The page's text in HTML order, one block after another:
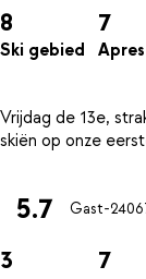
8
Ski gebied
7
Vrijdag de 13e,
5.7 Gast-
3 7